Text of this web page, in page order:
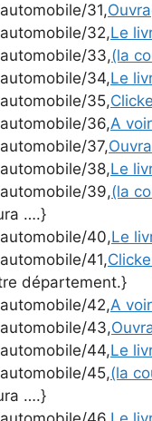
31,
automobile/32,Le
automobile/33,(la
automobile/34,Le
automobile/35,
automobile/36,A
37,
automobile/38,Le
automobile/39,(la
….}
automobile/40,Le
41,
département.}
automobile/42,A
automobile/43,
automobile/44,Le
automobile/45,(la
….}